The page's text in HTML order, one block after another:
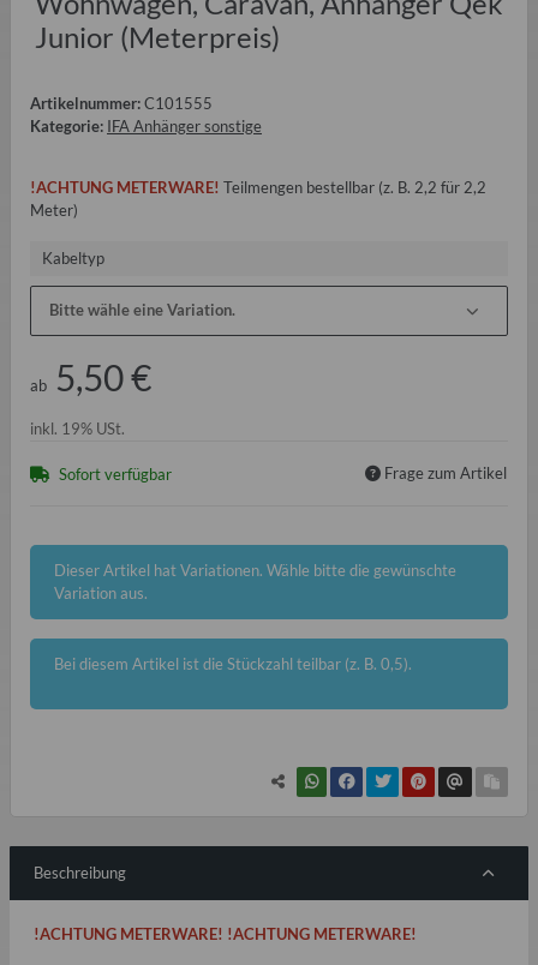
Junior (Meterpreis)
Artikelnummer:C101555
Kategorie: IFA Anhänger sonstige
!ACHTUNG METERWARE! Teilmengen bestellbar (z. B. 2,2 für 2,2
Meter)
Kabeltyp
Bitte wähle eine Variation.
ab 5,50 €
inkl. 19% USt.
Sofort verfügbar Frage zum Artikel
x
Dieser Artikel hat Variationen. Wähle bitte die gewünschte
Variation aus.
x
Bei diesem Artikel ist die Stückzahl teilbar (z. B. 0,5).
Beschreibung
!ACHTUNG METERWARE! !ACHTUNG METERWARE!